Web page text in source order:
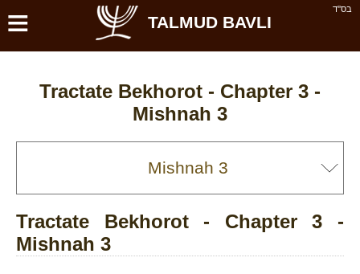
בס''ד ≡ TALMUD BAVLI
Tractate Bekhorot - Chapter 3 -
Mishnah 3
Tractate Bekhorot - Chapter 3 -
Mishnah 3